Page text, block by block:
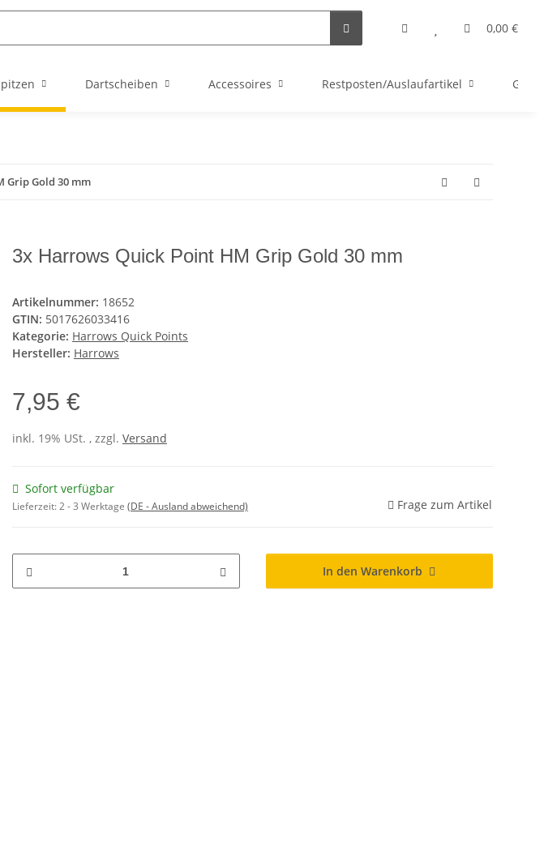
0,00 €
Dartscheiben Accessoires Restposten/Auslaufartikel
Grip Gold 30 mm
3x Harrows Quick Point HM Grip Gold 30 mm
Artikelnummer: 18652
GTIN: 5017626033416
Kategorie: Harrows Quick Points
Hersteller: Harrows
7,95 €
inkl. 19% USt. , zzgl. Versand
Sofort verfügbar
Lieferzeit:2 - 3 Werktage (DE - Ausland abweichend) Frage zum Artikel
In den Warenkorb